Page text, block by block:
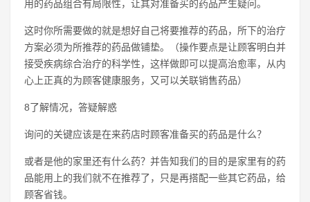
用的药品组合有局限性，让其对准备买的药品产生疑问。
这时你所需要做的就是想好自己将要推荐的药品，所下的治疗
方案必须为所推荐的药品做铺垫。（操作要点是让顾客明白并
接受疾病综合治疗的科学性，这样做即可以提高治愈率，从内
心上正真的为顾客健康服务，又可以关联销售药品）
8了解情况，答疑解惑
询问的关键应该是在来药店时顾客准备买的药品是什么？
或者是他的家里还有什么药？并告知我们的目的是家里有的药
品能用上的我们就不在推荐了，只是再搭配一些其它药品，给
顾客省钱。